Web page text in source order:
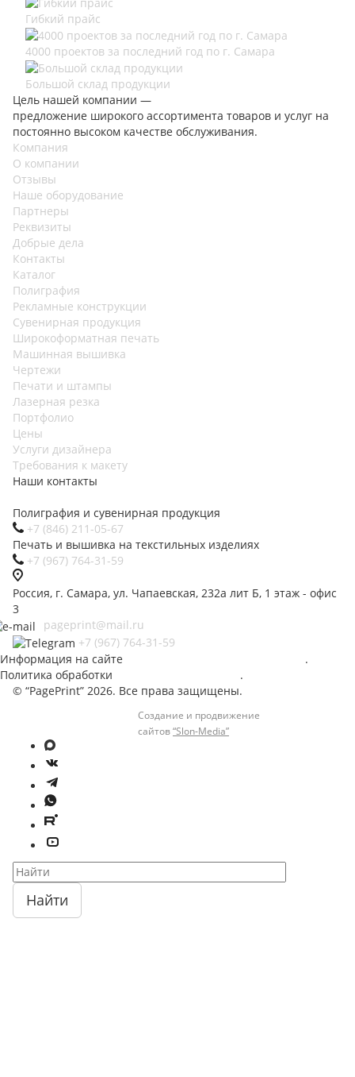
Гибкий прайс
4000 проектов за последний год по г. Самара
Большой склад продукции
Цель нашей компании —
предложение широкого ассортимента товаров и услуг на
постоянно высоком качестве обслуживания.
Компания
О компании
Отзывы
Наше оборудование
Партнеры
Реквизиты
Добрые дела
Контакты
Каталог
Полиграфия
Рекламные конструкции
Сувенирная продукция
Широкоформатная печать
Машинная вышивка
Чертежи
Печати и штампы
Лазерная резка
Портфолио
Цены
Услуги дизайнера
Требования к макету
Наши контакты
Полиграфия и сувенирная продукция
+7 (846) 211-05-67
Печать и вышивка на текстильных изделиях
+7 (967) 764-31-59
Россия, г. Самара, ул. Чапаевская, 232а лит Б, 1 этаж - офис
3
pageprint@mail.ru
+7 (967) 764-31-59
Информация на сайте
.
Политика обработки
.
© “PagePrint” 2026. Все права защищены.
Создание и продвижение
сайтов“Slon-Media”
Найти